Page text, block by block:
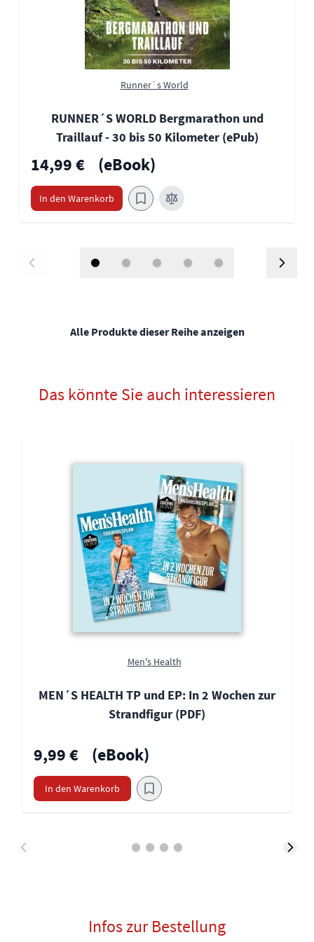
Runner`s World
RUNNER´S WORLD Bergmarathon und
Traillauf - 30 bis 50 Kilometer (ePub)
14,99 € (eBook)
In den Warenkorb
Alle Produkte dieser Reihe anzeigen
Das könnte Sie auch interessieren
Men's Health
MEN´S HEALTH TP und EP: In 2 Wochen zur
Strandfigur (PDF)
9,99 € (eBook)
In den Warenkorb
Infos zur Bestellung